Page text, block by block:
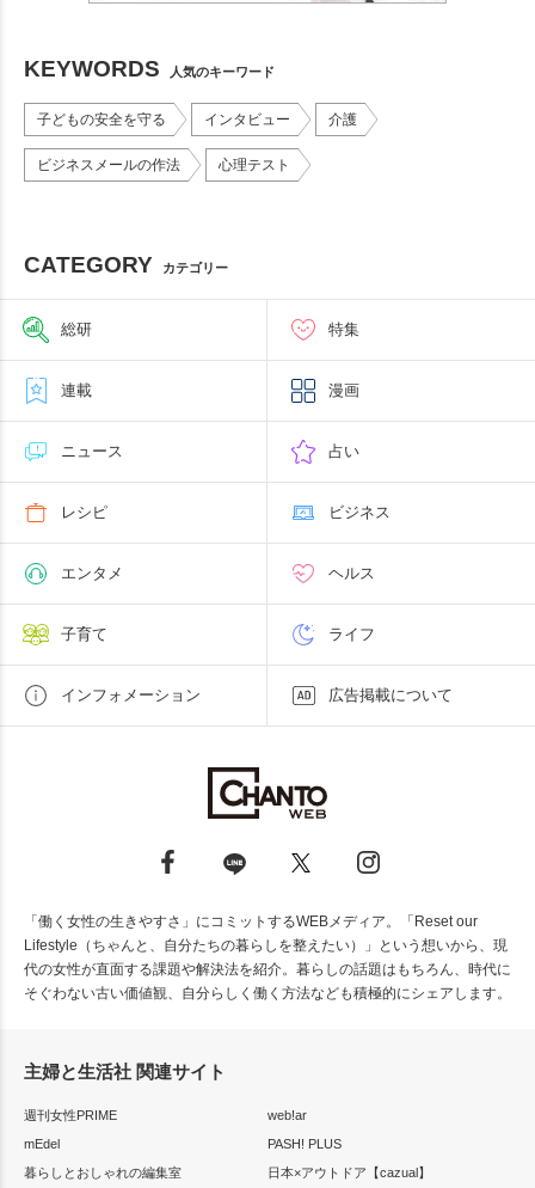
KEYWORDS 人気のキーワード
子どもの安全を守る インタビュー 介護
ビジネスメールの作法 心理テスト
CATEGORY カテゴリー
総研 特集
連載 漫画
ニュース 占い
レシピ ビジネス
エンタメ ヘルス
子育て ライフ
インフォメーション 広告掲載について
「働く女性の生きやすさ」にコミットするWEBメディア。「Reset our
Lifestyle（ちゃんと、自分たちの暮らしを整えたい）」という想いから、現
代の女性が直面する課題や解決法を紹介。暮らしの話題はもちろん、時代に
そぐわない古い価値観、自分らしく働く方法なども積極的にシェアします。
主婦と生活社 関連サイト
週刊女性PRIME
web!ar
mEdel
PASH! PLUS
暮らしとおしゃれの編集室
日本×アウトドア【cazual】